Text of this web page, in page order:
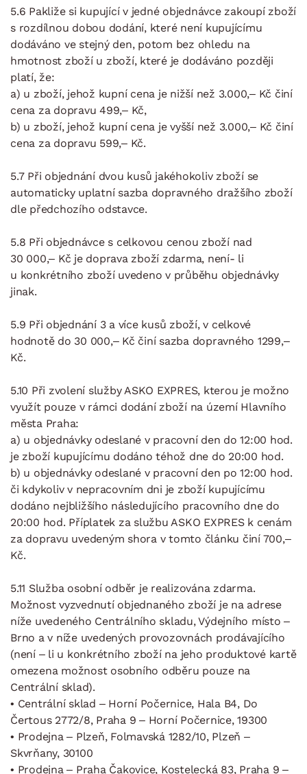
5.6 Pakliže si kupující v jedné objednávce zakoupí zboží
s rozdílnou dobou dodání, které není kupujícímu
dodáváno ve stejný den, potom bez ohledu na
hmotnost zboží u zboží, které je dodáváno později
platí, že:
a) u zboží, jehož kupní cena je nižší než 3.000,– Kč činí
cena za dopravu 499,– Kč,
b) u zboží, jehož kupní cena je vyšší než 3.000,– Kč činí
cena za dopravu 599,– Kč.
5.7 Při objednání dvou kusů jakéhokoliv zboží se
automaticky uplatní sazba dopravného dražšího zboží
dle předchozího odstavce.
5.8 Při objednávce s celkovou cenou zboží nad
30 000,– Kč je doprava zboží zdarma, není- li
u konkrétního zboží uvedeno v průběhu objednávky
jinak.
5.9 Při objednání 3 a více kusů zboží, v celkové
hodnotě do 30 000,– Kč činí sazba dopravného 1299,–
Kč.
5.10 Při zvolení služby ASKO EXPRES, kterou je možno
využít pouze v rámci dodání zboží na území Hlavního
města Praha:
a) u objednávky odeslané v pracovní den do 12:00 hod.
je zboží kupujícímu dodáno téhož dne do 20:00 hod.
b) u objednávky odeslané v pracovní den po 12:00 hod.
či kdykoliv v nepracovním dni je zboží kupujícímu
dodáno nejbližšího následujícího pracovního dne do
20:00 hod. Příplatek za službu ASKO EXPRES k cenám
za dopravu uvedeným shora v tomto článku činí 700,–
Kč.
5.11 Služba osobní odběr je realizována zdarma.
Možnost vyzvednutí objednaného zboží je na adrese
níže uvedeného Centrálního skladu, Výdejního místo –
Brno a v níže uvedených provozovnách prodávajícího
(není – li u konkrétního zboží na jeho produktové kartě
omezena možnost osobního odběru pouze na
Centrální sklad).
• Centrální sklad – Horní Počernice, Hala B4, Do
Čertous 2772/8, Praha 9 – Horní Počernice, 19300
• Prodejna – Plzeň, Folmavská 1282/10, Plzeň –
Skvrňany, 30100
• Prodejna – Praha Čakovice, Kostelecká 83, Praha 9 –